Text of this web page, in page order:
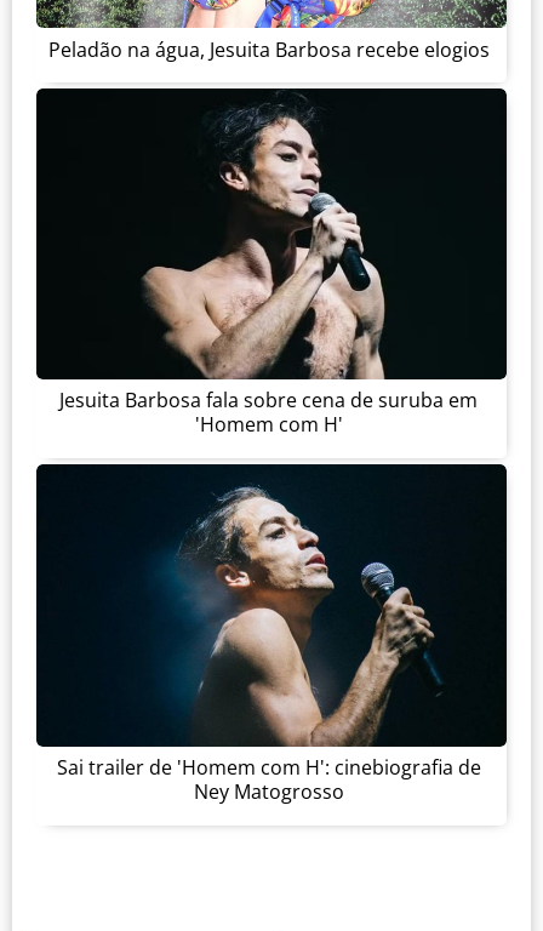
Peladão na água, Jesuita Barbosa recebe elogios
Jesuita Barbosa fala sobre cena de suruba em
'Homem com H'
Sai trailer de 'Homem com H': cinebiografia de
Ney Matogrosso